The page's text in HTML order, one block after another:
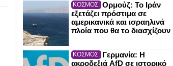
ΚΟΣΜΟΣ: Ορμούζ: Το Ιράν
εξετάζει πρόστιμα σε
αμερικανικά και ισραηλινά
πλοία που θα το διασχίζουν
ΚΟΣΜΟΣ: Γερμανία: Η
ακροδεξιά AfD σε ιστορικό